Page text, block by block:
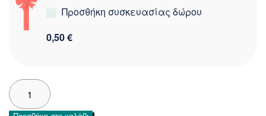
Προσθήκη συσκευασίας δώρου
0,50 €
Dreams
βρεφικό
σετ